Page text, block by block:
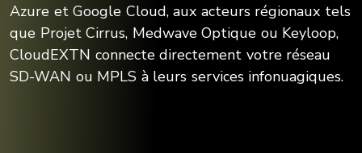
Azure et Google Cloud, aux acteurs régionaux tels
que Projet Cirrus, Medwave Optique ou Keyloop,
CloudEXTN connecte directement votre réseau
SD-WAN ou MPLS à leurs services infonuagiques.